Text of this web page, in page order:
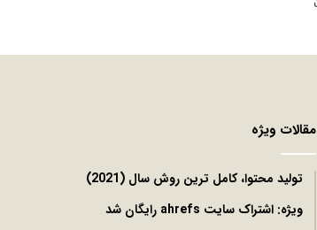
مقالات ویژه
توليد محتوا، کامل ترین روش سال (2021)
ویژه: اشتراک سایت ahrefs رایگان شد